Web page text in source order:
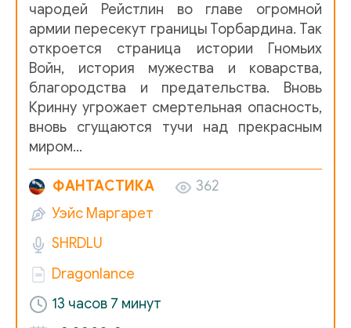
01_05_01
01_05_02
01_06_01
01_06_02
01_07_01
01_07_03
01_08_01
01_08_02
01_09_01
чародей Рейстлин во главе огромной
армии пересекут границы Торбардина. Так
откроется страница истории Гномьих
Войн, история мужества и коварства,
благородства и предательства. Вновь
Кринну угрожает смертельная опасность,
вновь сгущаются тучи над прекрасным
миром…
ФАНТАСТИКА
362
Уэйс Маргарет
SHRDLU
Dragonlance
13 часов 7 минут